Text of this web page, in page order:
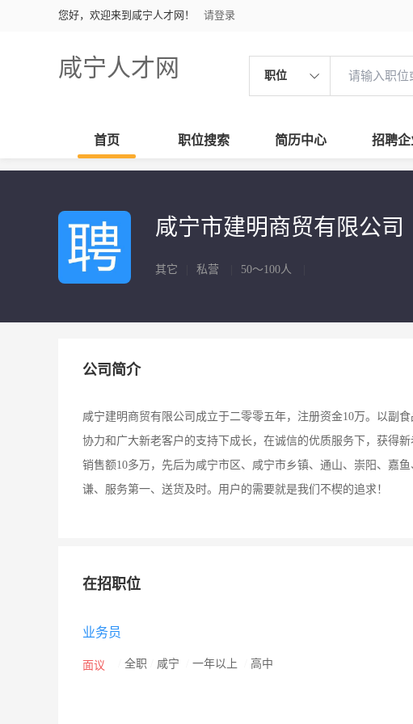
您好，欢迎来到咸宁人才网！ 请登录
咸宁人才网 职位
首页 职位搜索 简历中心 招聘企
咸宁市建明商贸有限公司
其它 私营 50～100人
公司简介
咸宁建明商贸有限公司成立于二零零五年，注册资金10万。以副
协力和广大新老客户的支持下成长，在诚信的优质服务下，获得
销售额10多万，先后为咸宁市区、咸宁市乡镇、通山、崇阳、嘉
谦、服务第一、送货及时。用户的需要就是我们不楔的追求！
在招职位
业务员
面议 全职 咸宁 一年以上 高中